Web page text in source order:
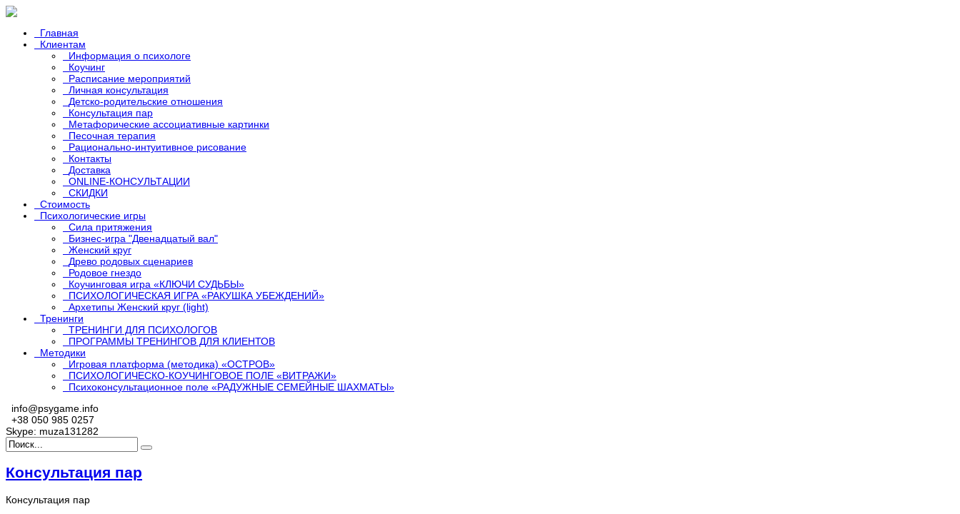
Главная
Клиентам
Информация о психологе
Коучинг
Расписание мероприятий
Личная консультация
Детско-родительские отношения
Консультация пар
Метафорические ассоциативные картинки
Песочная терапия
Рационально-интуитивное рисование
Контакты
Доставка
ONLINE-КОНСУЛЬТАЦИИ
СКИДКИ
Стоимость
Психологические игры
Сила притяжения
Бизнес-игра "Двенадцатый вал"
Женский круг
Древо родовых сценариев
Родовое гнездо
Коучинговая игра «КЛЮЧИ СУДЬБЫ»
ПСИХОЛОГИЧЕСКАЯ ИГРА «РАКУШКА УБЕЖДЕНИЙ»
Архетипы Женский круг (light)
Тренинги
ТРЕНИНГИ ДЛЯ ПСИХОЛОГОВ
ПРОГРАММЫ ТРЕНИНГОВ ДЛЯ КЛИЕНТОВ
Методики
Игровая платформа (методика) «ОСТРОВ»
ПСИХОЛОГИЧЕСКО-КОУЧИНГОВОЕ ПОЛЕ «ВИТРАЖИ»
Психоконсультационное поле «РАДУЖНЫЕ СЕМЕЙНЫЕ ШАХМАТЫ»
info@psygame.info
+38 050 985 0257
Skype: muza131282
Консультация пар
Консультация пар